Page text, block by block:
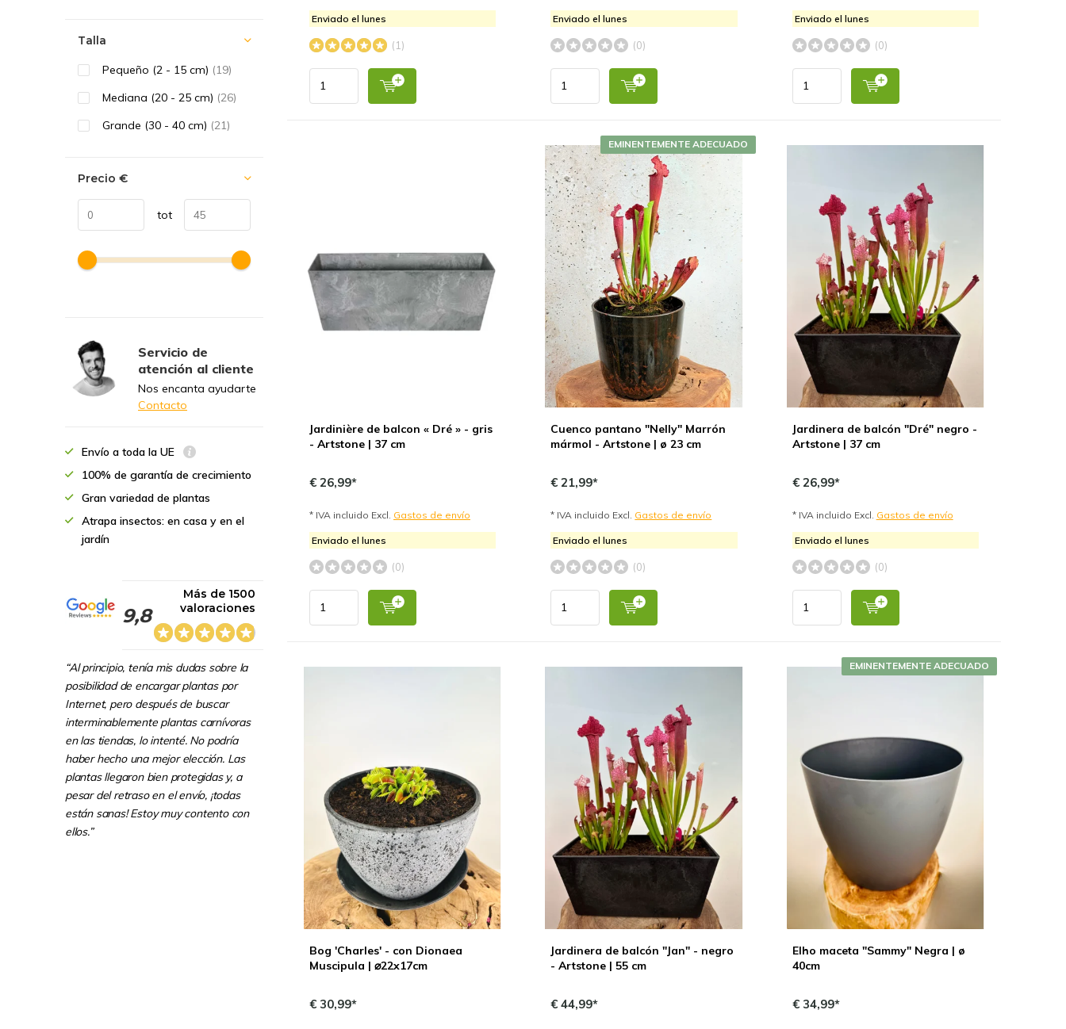
Enviado el lunes
(1)
Enviado el lunes
(0)
Enviado el lunes
(0)
Jardinière de balcon « Dré » - gris
- Artstone | 37 cm
€ 26,99*
* IVA incluido Excl. Gastos de envío
Enviado el lunes
(0)
Cuenco pantano "Nelly" Marrón
mármol - Artstone | ø 23 cm
EMINENTEMENTE ADECUADO
€ 21,99*
* IVA incluido Excl. Gastos de envío
Enviado el lunes
(0)
Jardinera de balcón "Dré" negro -
Artstone | 37 cm
€ 26,99*
* IVA incluido Excl. Gastos de envío
Enviado el lunes
(0)
Bog 'Charles' - con Dionaea
Muscipula | ⌀22x17cm
€ 30,99*
Jardinera de balcón "Jan" - negro
- Artstone | 55 cm
€ 44,99*
Elho maceta "Sammy" Negra | ø
40cm
EMINENTEMENTE ADECUADO
€ 34,99*
Talla
Pequeño (2 - 15 cm) (19)
Mediana (20 - 25 cm) (26)
Grande (30 - 40 cm) (21)
Precio €
tot
Servicio de
atención al cliente
Nos encanta ayudarte
Contacto
Envío a toda la UE
100% de garantía de crecimiento
Gran variedad de plantas
Atrapa insectos: en casa y en el
jardín
9,8
Más de 1500
valoraciones
“Al principio, tenía mis dudas sobre la
posibilidad de encargar plantas por
Internet, pero después de buscar
interminablemente plantas carnívoras
en las tiendas, lo intenté. No podría
haber hecho una mejor elección. Las
plantas llegaron bien protegidas y, a
pesar del retraso en el envío, ¡todas
están sanas! Estoy muy contento con
ellos.”